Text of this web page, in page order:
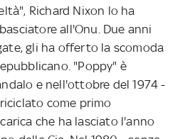
Richard Nixon lo ha
all'Onu. Due anni
gli ha offerto la scomoda
"Poppy" è
e nell'ottobre del 1974 -
come primo
che ha lasciato l'anno